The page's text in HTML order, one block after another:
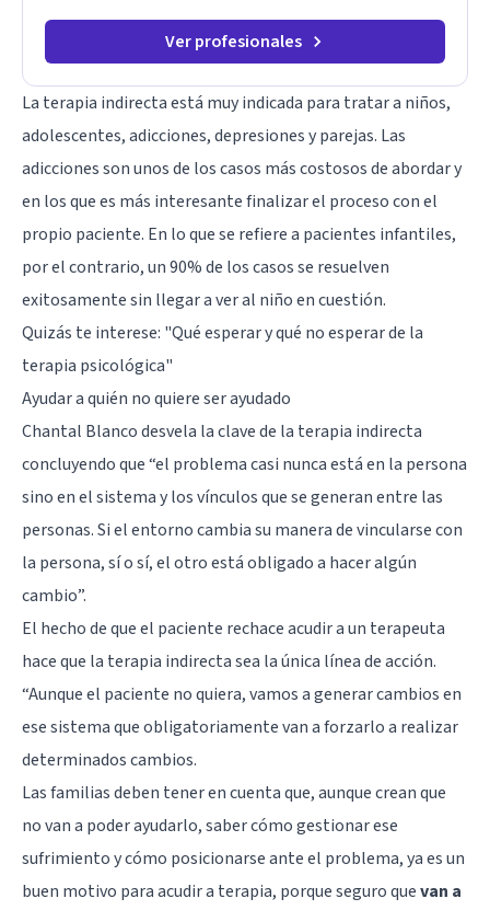
transformación personal y para construir una vida más
auténtica y significativa.Ver profesionales
La terapia indirecta está muy indicada para tratar a niños,
adolescentes, adicciones, depresiones y parejas. Las
adicciones son unos de los casos más costosos de abordar y
en los que es más interesante finalizar el proceso con el
propio paciente. En lo que se refiere a pacientes infantiles,
por el contrario, un 90% de los casos se resuelven
exitosamente sin llegar a ver al niño en cuestión.
Quizás te interese: "Qué esperar y qué no esperar de la
terapia psicológica"
Ayudar a quién no quiere ser ayudado
Chantal Blanco desvela la clave de la terapia indirecta
concluyendo que “el problema casi nunca está en la persona
sino en el sistema y los vínculos que se generan entre las
personas. Si el entorno cambia su manera de vincularse con
la persona, sí o sí, el otro está obligado a hacer algún
cambio”.
El hecho de que el paciente rechace acudir a un terapeuta
hace que la terapia indirecta sea la única línea de acción.
“Aunque el paciente no quiera, vamos a generar cambios en
ese sistema que obligatoriamente van a forzarlo a realizar
determinados cambios.
Las familias deben tener en cuenta que, aunque crean que
no van a poder ayudarlo, saber cómo gestionar ese
sufrimiento y cómo posicionarse ante el problema, ya es un
buen motivo para acudir a terapia, porque seguro quevan a